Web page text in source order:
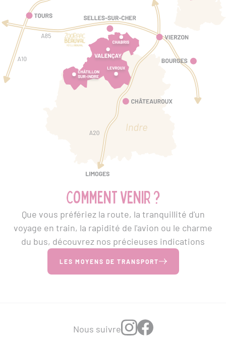
Comment venir ?
Que vous préfériez la route, la tranquillité d'un
voyage en train, la rapidité de l'avion ou le charme
du bus, découvrez nos précieuses indications
LES MOYENS DE TRANSPORT
Nous suivre